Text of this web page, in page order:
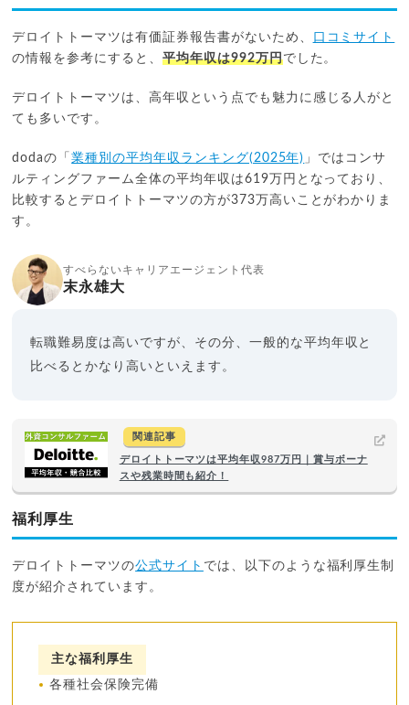
デロイトトーマツは有価証券報告書がないため、
口コミサイト
の情報を参考にすると、 平均年収は992万円でした。
デロイトトーマツは、高年収という点でも魅力に感じる人がと
ても多いです。
dodaの「業種別の平均年収ランキング(2025年) 」ではコンサ
ルティングファーム全体の平均年収は619万円となっており、
比較するとデロイトトーマツの方が373万高いことがわかりま
す。
すべらないキャリアエージェント代表
末永雄大
転職難易度は高いですが、その分、一般的な平均年収と
比べるとかなり高いといえます。
関連記事
デロイトトーマツは平均年収987万円｜賞与ボーナ
スや残業時間も紹介！
福利厚生
デロイトトーマツの公式サイト では、以下のような福利厚生制
度が紹介されています。
主な福利厚生
各種社会保険完備